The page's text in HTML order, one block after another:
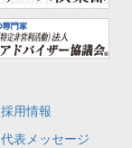
採用情報
代表メッセージ